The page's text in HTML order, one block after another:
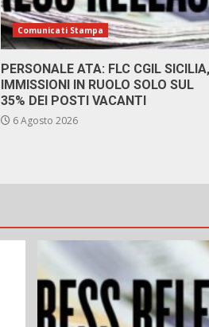
Comunicati Stampa
PERSONALE ATA: FLC CGIL SICILIA,
IMMISSIONI IN RUOLO SOLO SUL
35% DEI POSTI VACANTI
6 Agosto 2026